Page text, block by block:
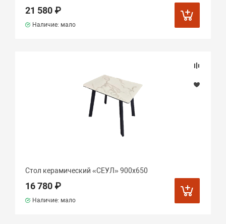
21 580 ₽
Наличие: мало
Стол керамический «СЕУЛ» 900х650
16 780 ₽
Наличие: мало